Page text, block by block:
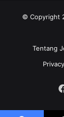
© Copyright
Tentang